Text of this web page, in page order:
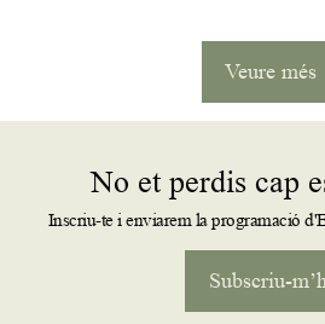
Veure més
No et perdis cap
Inscriu-te i enviarem la programació
Subscriu-